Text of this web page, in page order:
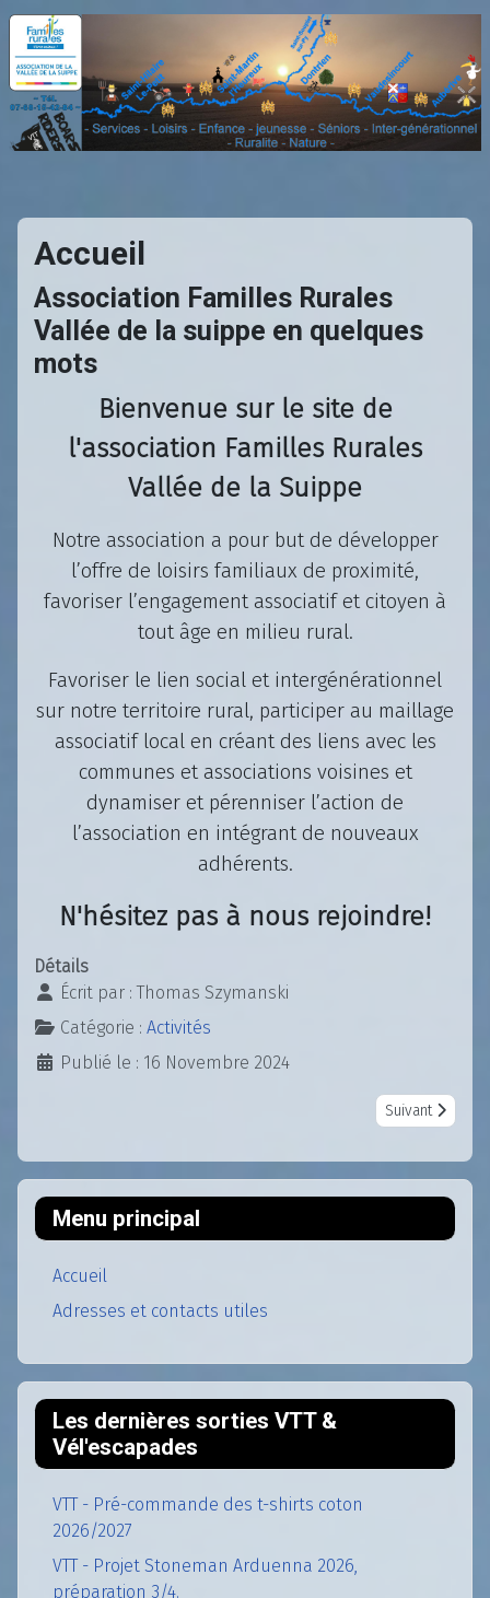
Accueil
Association Familles Rurales
Vallée de la suippe en quelques
mots
Bienvenue sur le site de
l'association Familles Rurales
Vallée de la Suippe
Notre association a pour but de développer
l’offre de loisirs familiaux de proximité,
favoriser l’engagement associatif et citoyen à
tout âge en milieu rural.
Favoriser le lien social et intergénérationnel
sur notre territoire rural, participer au maillage
associatif local en créant des liens avec les
communes et associations voisines et
dynamiser et pérenniser l’action de
l’association en intégrant de nouveaux
adhérents.
N'hésitez pas à nous rejoindre!
Détails
Écrit par :Thomas Szymanski
Catégorie : Activités
Publié le : 16 Novembre 2024
Article suivant :
Suivant
Menu principal
Accueil
Adresses et contacts utiles
Les dernières sorties VTT &
Vél'escapades
VTT - Pré-commande des t-shirts coton
2026/2027
VTT - Projet Stoneman Arduenna 2026,
préparation 3/4.